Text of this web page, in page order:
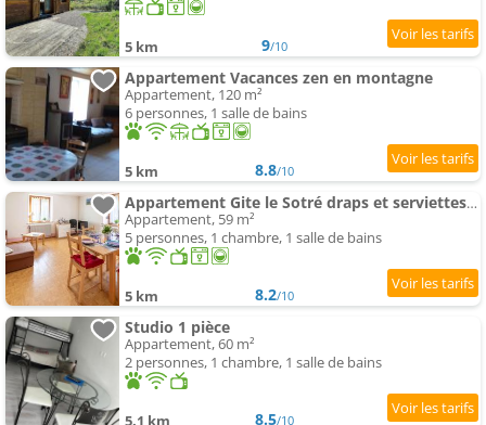
5 km 9/10
Appartement Vacances zen en montagne
Appartement, 120 m²
6 personnes, 1 salle de bains
5 km 8.8/10
Appartement Gite le Sotré draps et serviettes en option
Appartement, 59 m²
5 personnes, 1 chambre, 1 salle de bains
5 km 8.2/10
Studio 1 pièce
Appartement, 60 m²
2 personnes, 1 chambre, 1 salle de bains
5.1 km 8.5/10